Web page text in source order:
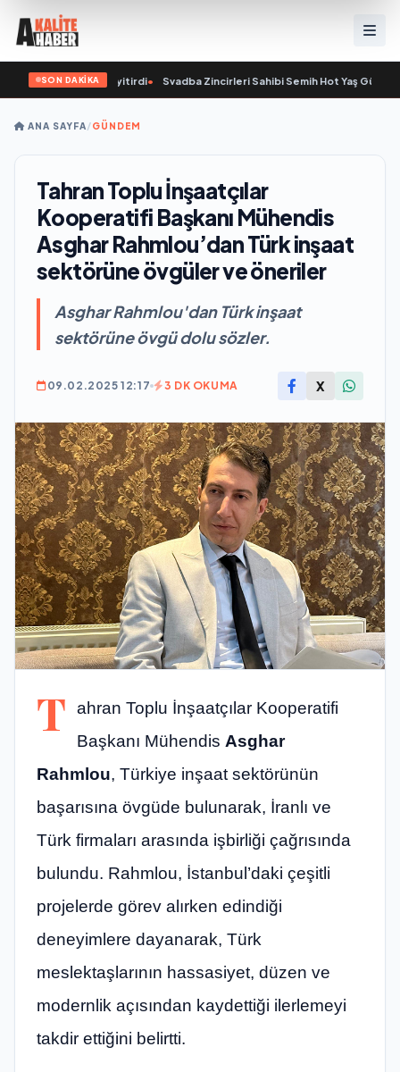
SON DAKİKA
yaşında yaşamını yitirdi• Svadba Zincirleri Sahibi Semih Hot Yaş Gününü
ANA SAYFA/GÜNDEM
Tahran Toplu İnşaatçılar
Kooperatifi Başkanı Mühendis
Asghar Rahmlou’dan Türk inşaat
sektörüne övgüler ve öneriler
Asghar Rahmlou'dan Türk inşaat
sektörüne övgü dolu sözler.
09.02.2025 12:17 3 DK OKUMA X
T
ahran Toplu İnşaatçılar Kooperatifi
Başkanı Mühendis Asghar
Rahmlou, Türkiye inşaat sektörünün
başarısına övgüde bulunarak, İranlı ve
Türk firmaları arasında işbirliği çağrısında
bulundu. Rahmlou, İstanbul’daki çeşitli
projelerde görev alırken edindiği
deneyimlere dayanarak, Türk
meslektaşlarının hassasiyet, düzen ve
modernlik açısından kaydettiği ilerlemeyi
takdir ettiğini belirtti.